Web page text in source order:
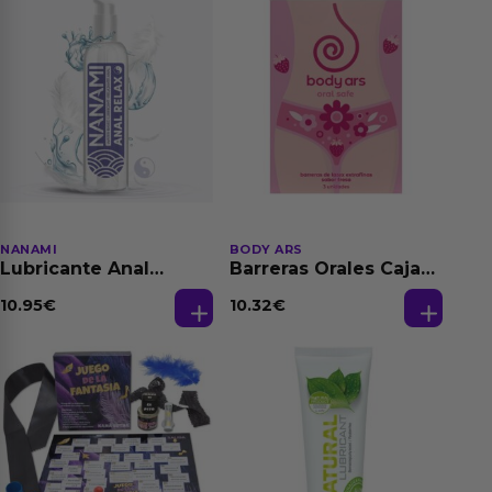
NANAMI
Lubricante Anal
Dilatación Base Agua
10.95€
BODY ARS
Barreras Orales Caja
10.32€